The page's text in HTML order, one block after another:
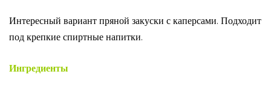
Интересный вариант пряной закуски с каперсами. Подходит
под крепкие спиртные напитки.
Ингредиенты